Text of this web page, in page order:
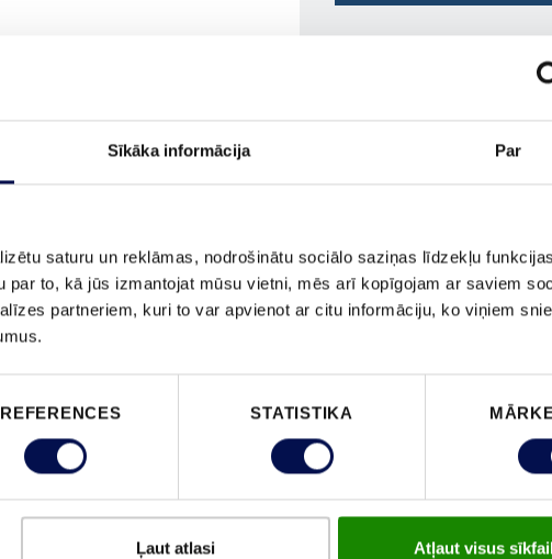
Sīkāka informācija Par
saturu un reklāmas, nodrošinātu sociālo saziņas līdzekļu
par to, kā jūs izmantojat mūsu vietni, mēs arī kopīgojam ar saviem
partneriem, kuri to var apvienot ar citu informāciju, ko viņiem
STATISTIKA
Ļaut atlasi Atļaut visus